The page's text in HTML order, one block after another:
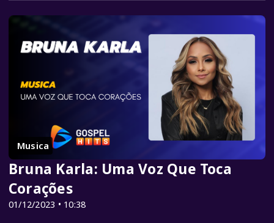
Musica
01/12/2023 • 10:38
Bruna Karla: Uma Voz Que Toca
Corações